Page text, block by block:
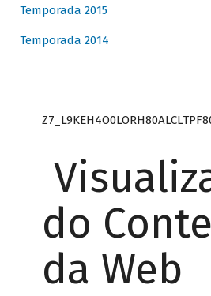
Temporada 2015
Temporada 2014
do
da Web